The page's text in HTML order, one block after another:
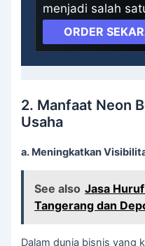
menjadi salah
ORDER
2. Manfaat Neon
Usaha
a. Meningkatkan
See also Jasa
Tangerang dan
Dalam dunia bisnis yang